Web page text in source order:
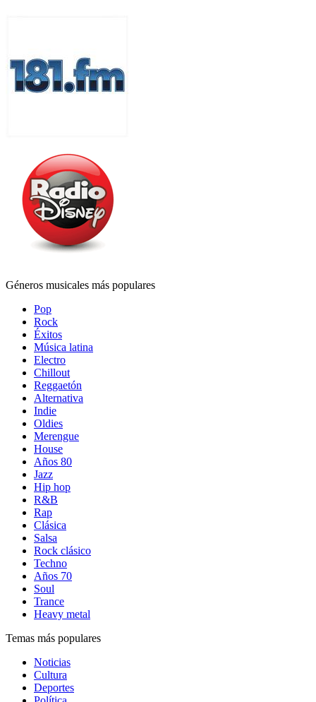
Géneros musicales más populares
Pop
Rock
Éxitos
Música latina
Electro
Chillout
Reggaetón
Alternativa
Indie
Oldies
Merengue
House
Años 80
Jazz
Hip hop
R&B
Rap
Clásica
Salsa
Rock clásico
Techno
Años 70
Soul
Trance
Heavy metal
Temas más populares
Noticias
Cultura
Deportes